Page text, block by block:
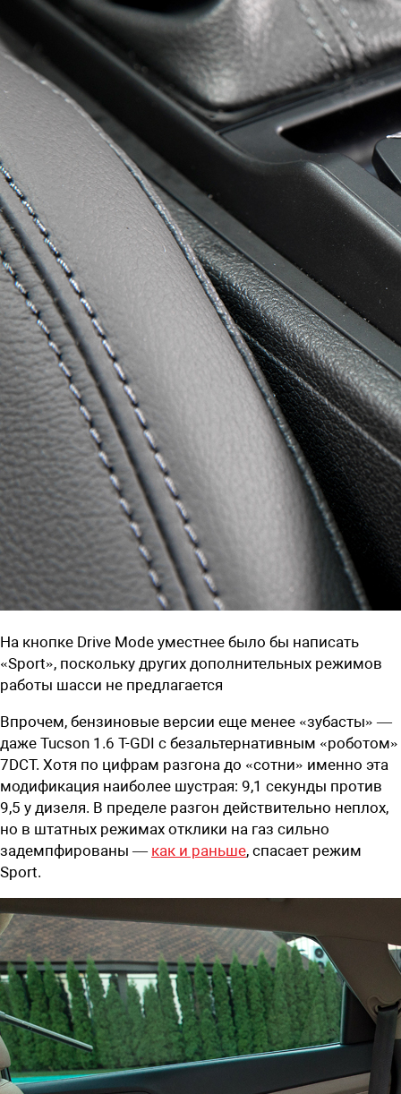
На кнопке Drive Mode уместнее было бы написать
«Sport», поскольку других дополнительных режимов
работы шасси не предлагается
Впрочем, бензиновые версии еще менее «зубасты» —
даже Tucson 1.6 T-GDI с безальтернативным «роботом»
7DCT. Хотя по цифрам разгона до «сотни» именно эта
модификация наиболее шустрая: 9,1 секунды против
9,5 у дизеля. В пределе разгон действительно неплох,
но в штатных режимах отклики на газ сильно
задемпфированы — как и раньше, спасает режим
Sport.